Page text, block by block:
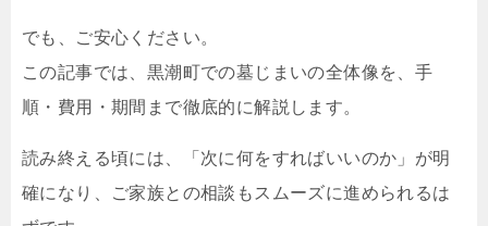
でも、ご安心ください。
この記事では、黒潮町での墓じまいの全体像を、手
順・費用・期間まで徹底的に解説します。
読み終える頃には、「次に何をすればいいのか」が明
確になり、ご家族との相談もスムーズに進められるは